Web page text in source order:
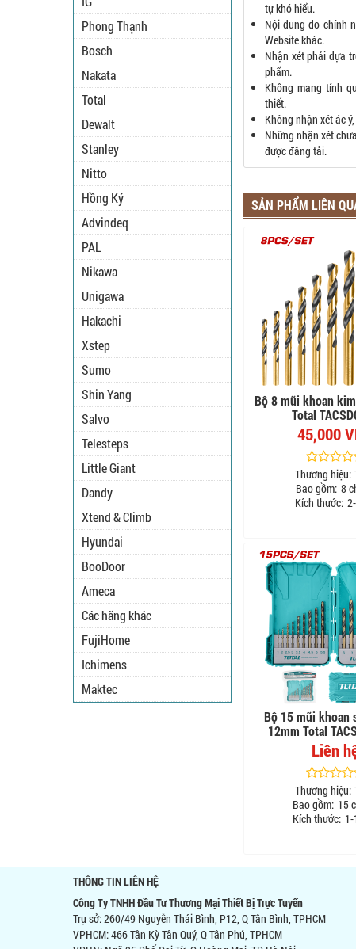
tự khó hiểu.
Nội dung do chính
Website khác.
Nhận xét phải dựa
phẩm.
Không mang tính
thiết.
Không nhận xét ác
Những nhận xét
được đăng tải.
SẢN PHẨM LIÊN
Bộ 8 mũi khoan
Total
45,000
Thương hiệu:
Bao gồm: 8
Kích thước:
Bộ 15 mũi khoan
12mm Total
Liên
Thương hiệu:
Bao gồm: 15
Kích thước:
Phong Thạnh
Bosch
Nakata
Total
Dewalt
Stanley
Nitto
Hồng Ký
Advindeq
PAL
Nikawa
Unigawa
Hakachi
Xstep
Sumo
Shin Yang
Salvo
Telesteps
Little Giant
Dandy
Xtend & Climb
Hyundai
BooDoor
Ameca
Các hãng khác
FujiHome
Ichimens
Maktec
THÔNG TIN LIÊN HỆ
Công Ty TNHH Đầu Tư Thương Mại Thiết Bị Trực Tuyến
Trụ sở: 260/49 Nguyễn Thái Bình, P12, Q Tân Bình, TPHCM
VPHCM: 466 Tân Kỳ Tân Quý, Q Tân Phú, TPHCM